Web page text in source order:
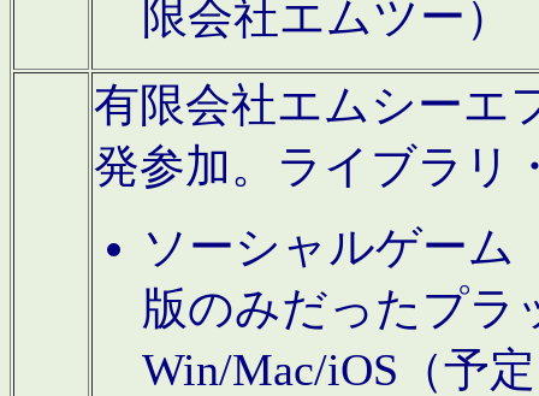
限会社エムツー）
有限会社エムシーエ
発参加。ライブラリ
ソーシャルゲーム
版のみだったプラ
Win/Mac/iOS（予